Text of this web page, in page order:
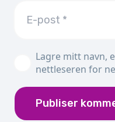
Lagre mitt navn,
nettleseren for
Publiser